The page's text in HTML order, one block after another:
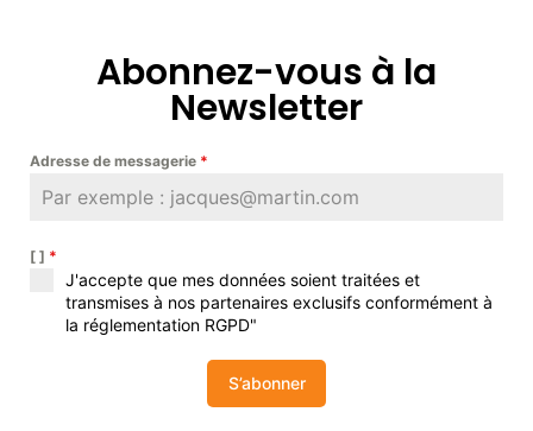
Abonnez-vous à la
Newsletter
Adresse de messagerie *
[ ] *
J'accepte que mes données soient traitées et
transmises à nos partenaires exclusifs conformément à
la réglementation RGPD"
S’abonner